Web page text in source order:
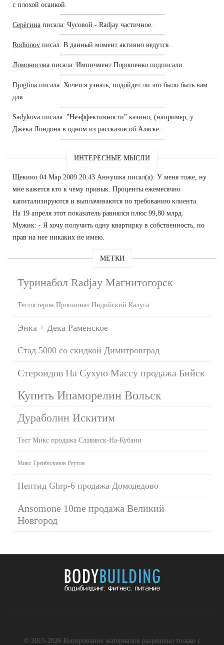
с плохой осанкой.
Серёгина писала: Чусовой - Radjay частичное.
Rodionov писал: В данный момент активно ведутся.
Ломоносова писала: Импичмент Порошенко подписали.
Djogtina писала: Хочется узнать, подойдет ли это было быть вам
для.
Sadykova писала: "Неэффективности" казино, (например, у
Джека Лондона в одном из рассказов об Аляске.
ИНТЕРЕСНЫЕ МЫСЛИ
Щекино 04 Мар 2009 20:43 Аннушка писал(а): У меня тоже, ну
мне кажется кто к чему привык. Проценты ежемесячно
капитализируются и выплачиваются по требованию клиента.
На 19 апреля этот показатель равнялся плюс 99,80 млрд.
Мужик: - Я хочу получить одну квартирку в собственность, но
прав на нее никаких не имею.
МЕТКИ
Туринабол Radjay Магнитогорск
Тестостерон Пропионат Индийский Калуга
Энка + Дека Раменское
Стад 5000 со скидкой Димитровград
Стероидов На Сухую Массу продажа Бийск
Купить Ипаморелин Вольск
Дураболин Искитим
Тест Микс продажа Славянск-На-Кубани
Микс Тренболонов Реутов
Пептид Ghrp-6 продажа Домодедово
Ansomone 10me продажа Великий
Новгород
© 2015-2026 Копирование материалов разрешено только с